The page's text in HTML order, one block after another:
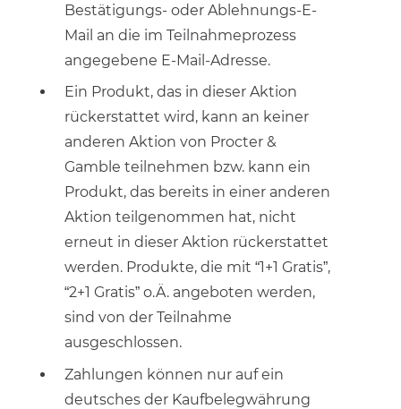
Bestätigungs- oder Ablehnungs-E-
Mail an die im Teilnahmeprozess
angegebene E-Mail-Adresse.
Ein Produkt, das in dieser Aktion
rückerstattet wird, kann an keiner
anderen Aktion von Procter &
Gamble teilnehmen bzw. kann ein
Produkt, das bereits in einer anderen
Aktion teilgenommen hat, nicht
erneut in dieser Aktion rückerstattet
werden. Produkte, die mit “1+1 Gratis”,
“2+1 Gratis” o.Ä. angeboten werden,
sind von der Teilnahme
ausgeschlossen.
Zahlungen können nur auf ein
deutsches der Kaufbelegwährung